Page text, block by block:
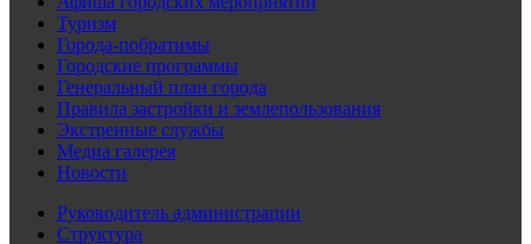
Туризм
Города-побратимы
Городские программы
Генеральный план города
Правила застройки и землепользования
Экстренные службы
Медиа галерея
Новости
Руководитель администрации
Структура